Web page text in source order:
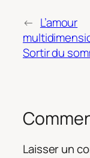
← L’amour
Sortir du
Laisser un